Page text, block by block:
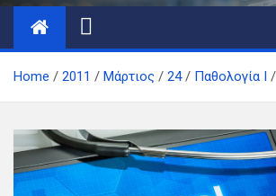
Home 2011 Μάρτιος 24 Παθολογία Ι